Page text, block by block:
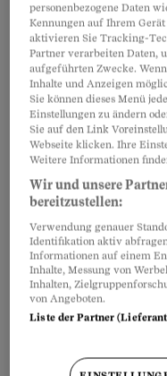
diesem
von Koryphäen
war und die
personenbezogene Daten
Kennungen auf Ihrem
aktivieren Sie Tracking-
Partner verarbeiten Daten,
aufgeführten Zwecke.
Inhalte und Anzeigen
Sie können dieses Menü
Einstellungen zu ändern
Sie auf den Link
Webseite klicken. Ihre
Weitere Informationen
Wir und unsere
bereitzustellen:
Verwendung genauer
Identifikation aktiv
Informationen auf einem
Inhalte, Messung von
Inhalten,
von Angeboten.
Liste der Partner